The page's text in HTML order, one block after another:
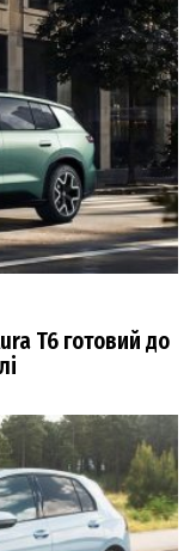
T6 готовий до